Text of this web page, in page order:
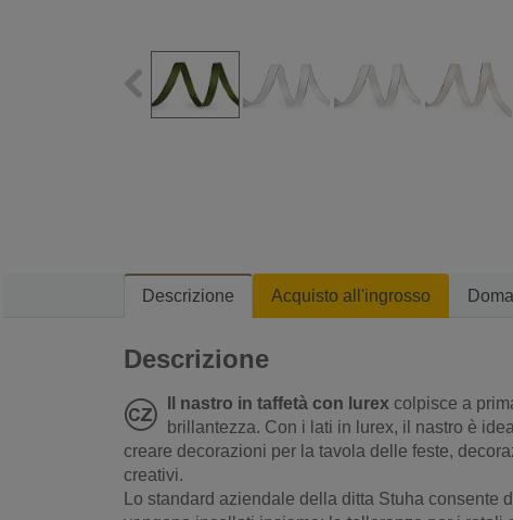
Descrizione Acquisto all'ingrosso
Descrizione
Il nastro in taffetà con lurex colpisce a
brillantezza. Con i lati in lurex, il nastro è
creare decorazioni per la tavola delle feste,
creativi.
Lo standard aziendale della ditta Stuha consente